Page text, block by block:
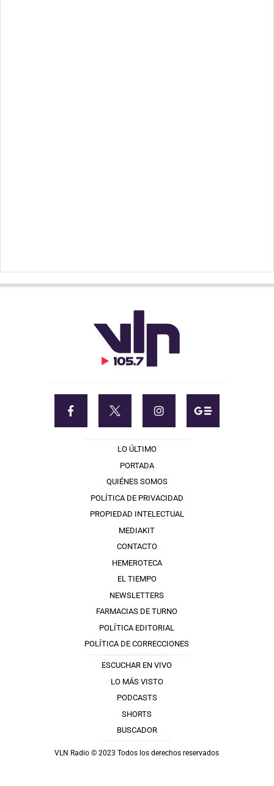
LO ÚLTIMO
PORTADA
QUIÉNES SOMOS
POLÍTICA DE PRIVACIDAD
PROPIEDAD INTELECTUAL
MEDIAKIT
CONTACTO
HEMEROTECA
EL TIEMPO
NEWSLETTERS
FARMACIAS DE TURNO
POLÍTICA EDITORIAL
POLÍTICA DE CORRECCIONES
ESCUCHAR EN VIVO
LO MÁS VISTO
PODCASTS
SHORTS
BUSCADOR
VLN Radio © 2023 Todos los derechos reservados